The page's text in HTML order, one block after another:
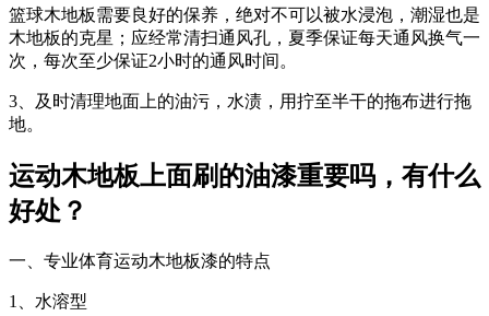
篮球木地板需要良好的保养，绝对不可以被水浸泡，潮湿也是
木地板的克星；应经常清扫通风孔，夏季保证每天通风换气一
次，每次至少保证2小时的通风时间。
3、及时清理地面上的油污，水渍，用拧至半干的拖布进行拖
地。
运动木地板上面刷的油漆重要吗，有什么
好处？
一、专业体育运动木地板漆的特点
1、水溶型